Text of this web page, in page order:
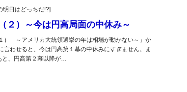
日はどっちだ!?]
２）～今は円高局面の中休み～
） ～アメリカ大統領選挙の年は相場が動かない～」か
わせると、今は円高第１幕の中休みにすぎません。ま
と、円高第２幕以降が…